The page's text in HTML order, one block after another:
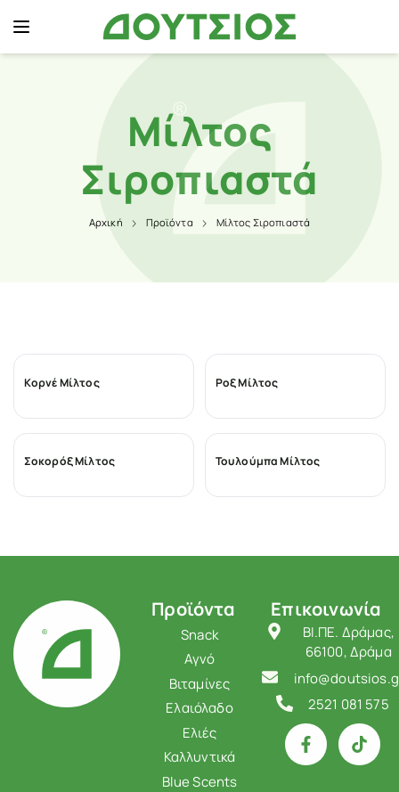
Μίλτος
Σιροπιαστά
Αρχική Προϊόντα Μίλτος Σιροπιαστά
Κορνέ Μίλτος Ροξ Μίλτος
Σοκορόξ Μίλτος Τουλούμπα Μίλτος
Προϊόντα
Snack
Αγνό
Βιταμίνες
Ελαιόλαδο
Ελιές
Καλλυντικά
Blue Scents
Επικοινωνία
ΒΙ.ΠΕ. Δράμας,
66100, Δράμα
2521 081 575